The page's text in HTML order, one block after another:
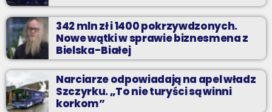
342 mln zł i 1400 pokrzywdzonych.
Nowe wątki w sprawie biznesmena z
Bielska-Białej
Narciarze odpowiadają na apel władz
Szczyrku. „To nie turyści są winni
korkom”